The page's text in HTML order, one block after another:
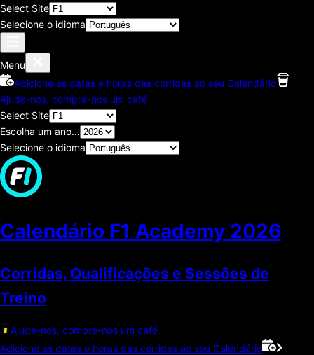
Select Site
Selecione o idioma
Menu
Adicione as datas e horas das corridas ao seu Calendário
Ajude-nos, compre-nos um café
Select Site
Escolha um ano...
Selecione o idioma
Calendário F1 Academy 2026
Corridas, Qualificações e Sessões de
Treino
Ajude-nos, compre-nos um café
Adicione as datas e horas das corridas ao seu Calendário